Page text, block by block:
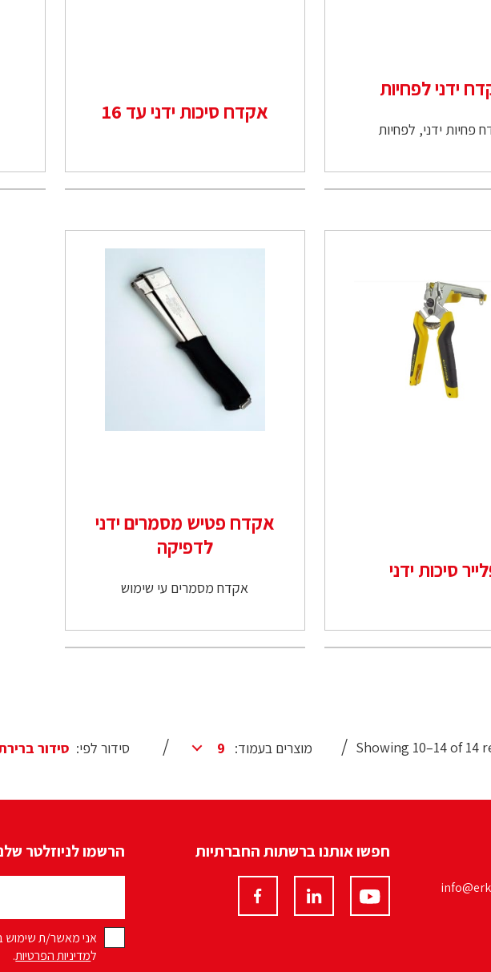
ידני לפחיות
פחיות ידני, לפחיות
אקדח סיכות ידני עד 16
סיכות ידני
אקדח פטיש מסמרים ידני
לדפיקה
אקדח מסמרים עי שימוש
Showing 10–14 of 14 מוצרים בעמוד: סידור לפי:
חפשו אותנו ברשתות החברתיות הרשמו לניוזלטר
אני מאשר/ת שימוש
למדיניות הפרטיות.